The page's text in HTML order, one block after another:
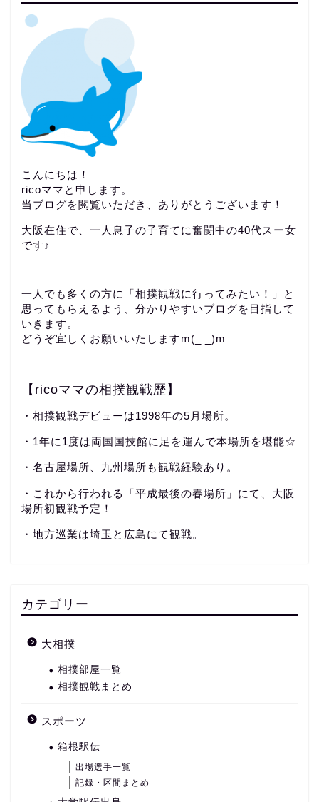
こんにちは！
ricoママと申します。
当ブログを閲覧いただき、ありがとうございます！
大阪在住で、一人息子の子育てに奮闘中の40代スー女
です♪
一人でも多くの方に「相撲観戦に行ってみたい！」と
思ってもらえるよう、分かりやすいブログを目指して
いきます。
どうぞ宜しくお願いいたしますm(_ _)m
【ricoママの相撲観戦歴】
・相撲観戦デビューは1998年の5月場所。
・1年に1度は両国国技館に足を運んで本場所を堪能☆
・名古屋場所、九州場所も観戦経験あり。
・これから行われる「平成最後の春場所」にて、大阪
場所初観戦予定！
・地方巡業は埼玉と広島にて観戦。
カテゴリー
大相撲
相撲部屋一覧
相撲観戦まとめ
スポーツ
箱根駅伝
出場選手一覧
記録・区間まとめ